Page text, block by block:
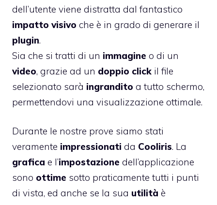
dell’utente viene distratta dal fantastico
impatto visivo che è in grado di generare il
plugin.
Sia che si tratti di un immagine o di un
video, grazie ad un doppio click il file
selezionato sarà ingrandito a tutto schermo,
permettendovi una visualizzazione ottimale.
Durante le nostre prove siamo stati
veramente impressionati da Cooliris. La
grafica e l’impostazione dell’applicazione
sono ottime sotto praticamente tutti i punti
di vista, ed anche se la sua utilità è